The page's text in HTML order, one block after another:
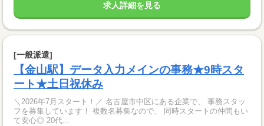
求人詳細を見る
[一般派遣]
【金山駅】データ入力メインの事務★9時スタ
ート★土日祝休み
＼2026年7月スタート！／ 名古屋市中区にある企業で、 事務スタッ
フを募集しています！ 複数名募集なので、 同時スタートの仲間もい
て安心◎ 20代...